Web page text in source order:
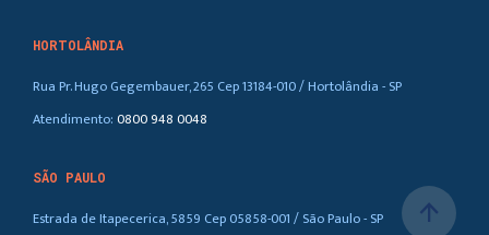
HORTOLÂNDIA
Rua Pr. Hugo Gegembauer, 265 Cep 13184-010 / Hortolândia - SP
Atendimento:0800 948 0048
SÃO PAULO
Estrada de Itapecerica, 5859 Cep 05858-001 / São Paulo - SP arrow_upward